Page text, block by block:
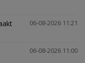
06-08-2026 11:21
06-08-2026 11:00